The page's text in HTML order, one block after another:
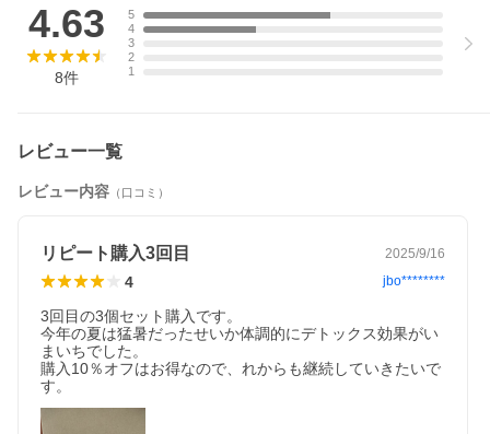
4.63
8件
5
4
3
2
1
レビュー一覧
レビュー内容 （口コミ）
リピート購入3回目 2025/9/16
4 jbo********
3回目の3個セット購入です。
今年の夏は猛暑だったせいか体調的にデトックス効果がい
まいちでした。
購入10％オフはお得なので、れからも継続していきたいで